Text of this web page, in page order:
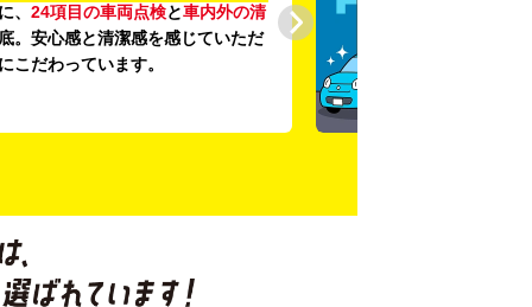
、 24項目の車両点検と車内外の清
。安心感と清潔感を感じていただ
こだわっています。